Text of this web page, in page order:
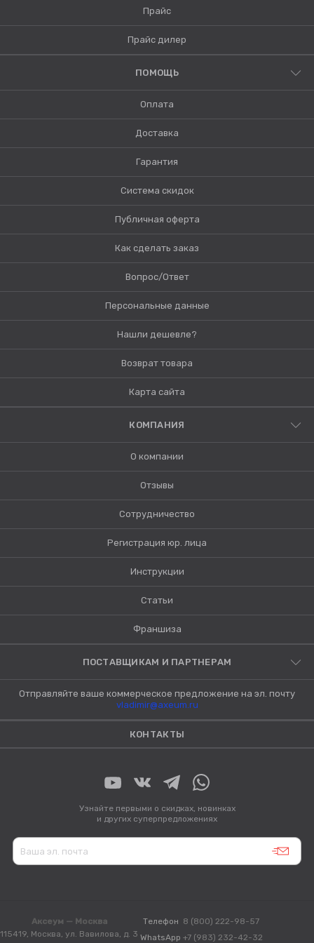
Прайс
Прайс дилер
ПОМОЩЬ
Оплата
Доставка
Гарантия
Система скидок
Публичная оферта
Как сделать заказ
Вопрос/Ответ
Персональные данные
Нашли дешевле?
Возврат товара
Карта сайта
КОМПАНИЯ
О компании
Отзывы
Сотрудничество
Регистрация юр. лица
Инструкции
Статьи
Франшиза
ПОСТАВЩИКАМ И ПАРТНЕРАМ
Отправляйте ваше коммерческое предложение на эл. почту
vladimir@axeum.ru
КОНТАКТЫ
Узнайте первыми о скидках, новинках
и других суперпредложениях
Аксеум — Москва
115419, Москва, ул. Вавилова, д. 3
Телефон 8 (800) 222-98-57
WhatsApp +7 (983) 232-42-32